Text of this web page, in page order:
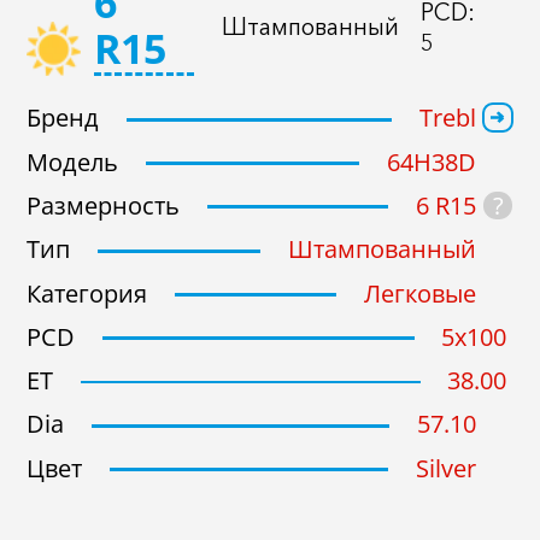
Подобрать
R15
Штампованный
PCD:
5
Бренд
Trebl
Модель
64H38D
Размерность
6 R15 ?
Тип
Штампованный
Категория
Легковые
PCD
5x100
ET
38.00
Dia
57.10
Цвет
Silver